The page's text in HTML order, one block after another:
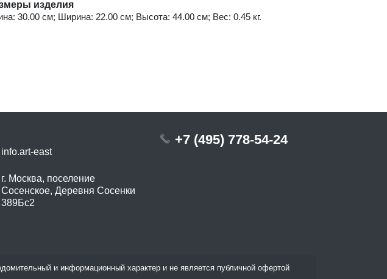
изделия
30.00 см; Ширина: 22.00 см; Высота: 44.00 см; Вес: 0.45 кг.
info.art-east
г. Москва, поселение
Сосенское, Деревня Сосенки
389Бс2
+7 (495) 778-54-24
и информационный характер и не является публичной офертой